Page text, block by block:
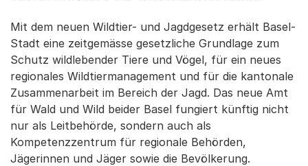
Mit dem neuen Wildtier- und Jagdgesetz erhält Basel-
Stadt eine zeitgemässe gesetzliche Grundlage zum
Schutz wildlebender Tiere und Vögel, für ein neues
regionales Wildtiermanagement und für die kantonale
Zusammenarbeit im Bereich der Jagd. Das neue Amt
für Wald und Wild beider Basel fungiert künftig nicht
nur als Leitbehörde, sondern auch als
Kompetenzzentrum für regionale Behörden,
Jägerinnen und Jäger sowie die Bevölkerung.